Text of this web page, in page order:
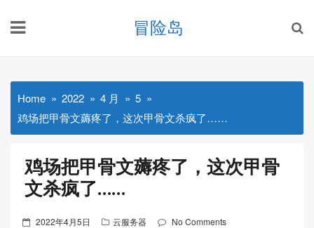
冒险岛
Home 2022 4 月
5
鸡场把甲骨文薅疼了，这次甲骨文杀疯了……
鸡场把甲骨文薅疼了，这次甲骨
文杀疯了……
Posted
2022年4月5日 云服务器 No Comments